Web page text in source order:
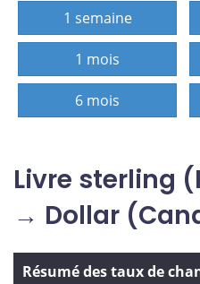
1 semaine
1 mois
6 mois
Livre sterling
→ Dollar
Résumé des taux de